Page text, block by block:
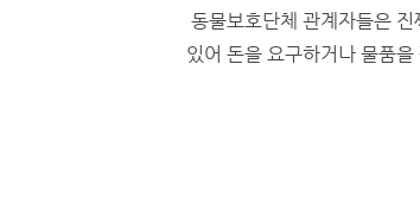
동물보호단체 관계자들은
있어 돈을 요구하거나 물품